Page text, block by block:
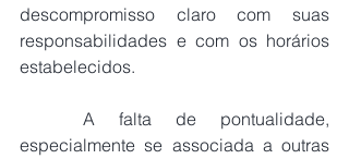
descompromisso claro com suas
responsabilidades e com os horários
estabelecidos.
especialmente se associada a outras